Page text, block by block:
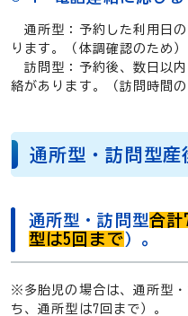
通所型：予約した利用日の
ります。（体調確認のため）
訪問型：予約後、数日以
絡があります。（訪問時間の
通所型・訪問型
通所型・訪問型合計
型は5回まで）。
※多胎児の場合は、通所型
ち、通所型は7回まで）。